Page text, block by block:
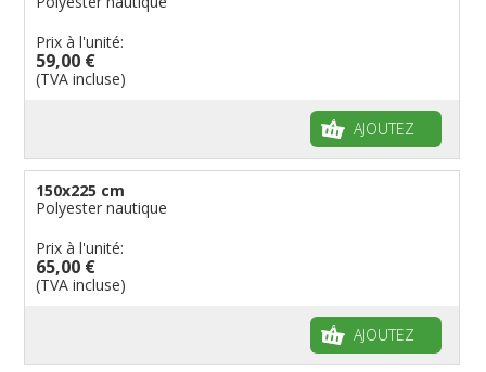
Prix à l'unité:
59,00 €
(TVA incluse)
AJOUTEZ
150x225 cm
Polyester nautique
Prix à l'unité:
65,00 €
(TVA incluse)
AJOUTEZ